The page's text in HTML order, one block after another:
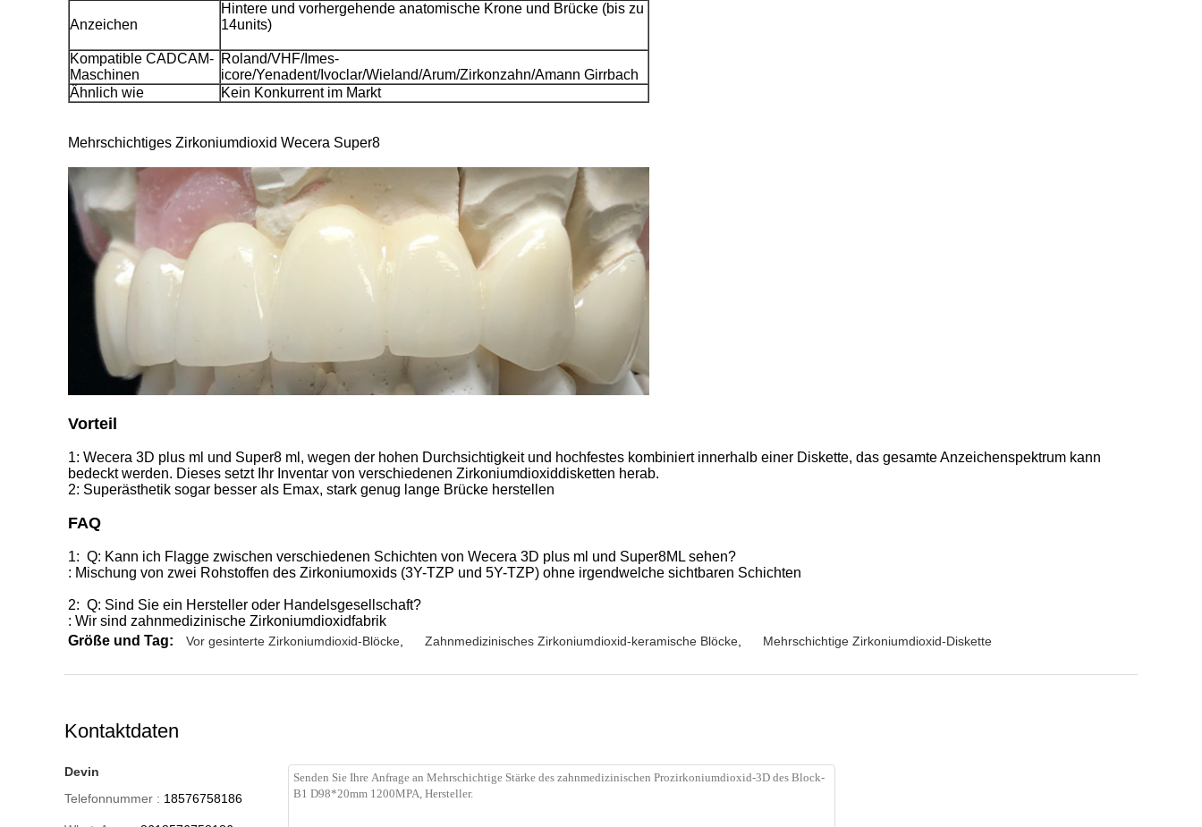
Anzeichen
Hintere und vorhergehende anatomische Krone und Brücke (bis zu
14units)
Kompatible CADCAM-
Maschinen
Roland/VHF/Imes-
icore/Yenadent/Ivoclar/Wieland/Arum/Zirkonzahn/Amann Girrbach
Ähnlich wie
Kein Konkurrent im Markt
Mehrschichtiges Zirkoniumdioxid Wecera Super8
Vorteil
1: Wecera 3D plus ml und Super8 ml, wegen der hohen Durchsichtigkeit und hochfestes kombiniert innerhalb einer Diskette, das gesamte Anzeichenspektrum kann
bedeckt werden. Dieses setzt Ihr Inventar von verschiedenen Zirkoniumdioxiddisketten herab.
2: Superästhetik sogar besser als Emax, stark genug lange Brücke herstellen
FAQ
1: Q: Kann ich Flagge zwischen verschiedenen Schichten von Wecera 3D plus ml und Super8ML sehen?
: Mischung von zwei Rohstoffen des Zirkoniumoxids (3Y-TZP und 5Y-TZP) ohne irgendwelche sichtbaren Schichten
2: Q: Sind Sie ein Hersteller oder Handelsgesellschaft?
: Wir sind zahnmedizinische Zirkoniumdioxidfabrik
Größe und Tag:
Vor gesinterte Zirkoniumdioxid-Blöcke Zahnmedizinisches Zirkoniumdioxid-keramische Blöcke Mehrschichtige Zirkoniumdioxid-Diskette
Kontaktdaten
Devin
Telefonnummer : 18576758186